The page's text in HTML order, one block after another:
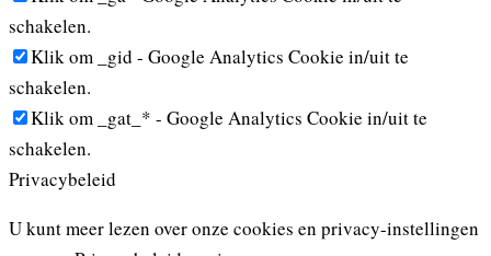
schakelen.
Klik om _gid - Google Analytics Cookie in/uit te
schakelen.
Klik om _gat_* - Google Analytics Cookie in/uit te
schakelen.
Privacybeleid
U kunt meer lezen over onze cookies en privacy-instellingen